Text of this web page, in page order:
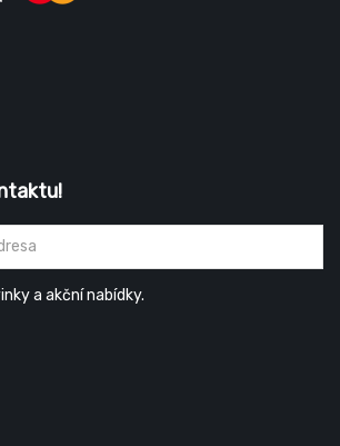
a akční nabídky.